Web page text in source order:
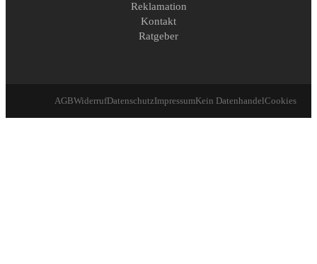
Reklamation
Kontakt
Ratgeber
AGBWiderrufDatenschutzImpressumKein DatenhandelCookies